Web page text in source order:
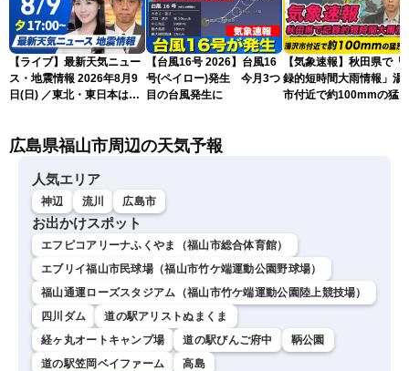
【ライブ】最新天気ニュー
ス・地震情報 2026年8月9
日(日) ／東北・東日本は急
北美月／芳野達郎〉
【台風16号 2026】台風16
号(ペイロー)発生 今月3つ
目の台風発生に
【気象速報】秋田県で「
録的短時間大雨情報」湯
市付近で約100mmの猛烈
広島県福山市周辺の天気予報
人気エリア
神辺 流川 広島市
お出かけスポット
エフピコアリーナふくやま（福山市総合体育館）
エブリイ福山市民球場（福山市竹ケ端運動公園野球場）
福山通運ローズスタジアム（福山市竹ケ端運動公園陸上競技場）
四川ダム
道の駅アリストぬまくま
経ヶ丸オートキャンプ場
道の駅びんご府中
鞆公園
道の駅笠岡ベイファーム
高島